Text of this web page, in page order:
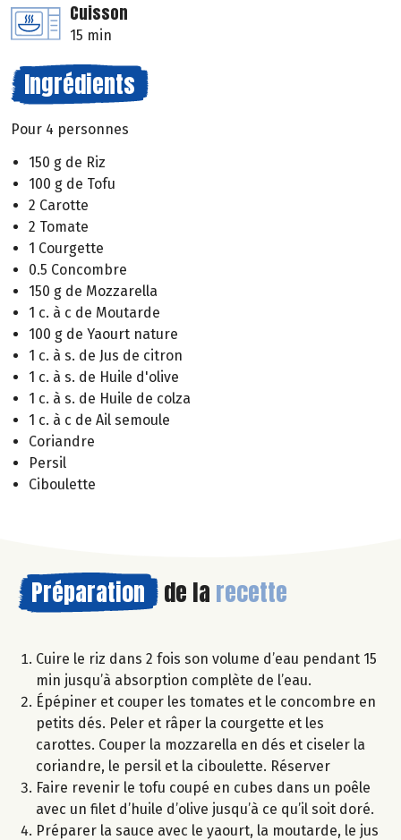
Cuisson
15 min
Ingrédients
Pour 4 personnes
150 g de Riz
100 g de Tofu
2 Carotte
2 Tomate
1 Courgette
0.5 Concombre
150 g de Mozzarella
1 c. à c de Moutarde
100 g de Yaourt nature
1 c. à s. de Jus de citron
1 c. à s. de Huile d'olive
1 c. à s. de Huile de colza
1 c. à c de Ail semoule
Coriandre
Persil
Ciboulette
Préparation de la recette
Cuire le riz dans 2 fois son volume d’eau pendant 15
min jusqu’à absorption complète de l’eau.
Épépiner et couper les tomates et le concombre en
petits dés. Peler et râper la courgette et les
carottes. Couper la mozzarella en dés et ciseler la
coriandre, le persil et la ciboulette. Réserver
Faire revenir le tofu coupé en cubes dans un poêle
avec un filet d’huile d’olive jusqu’à ce qu’il soit doré.
Préparer la sauce avec le yaourt, la moutarde, le jus